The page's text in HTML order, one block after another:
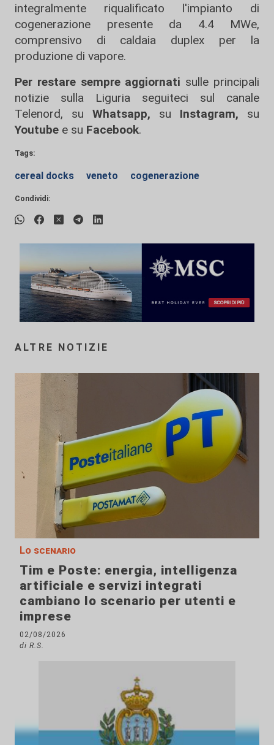
integralmente riqualificato l'impianto di
cogenerazione presente da 4.4 MWe,
comprensivo di caldaia duplex per la
produzione di vapore.
Per restare sempre aggiornati sulle principali
notizie sulla Liguria seguiteci sul canale
Telenord, su
Whatsapp, su Instagram, su
Youtube e su Facebook.
Tags:
cereal docks veneto cogenerazione
Condividi:
ALTRE NOTIZIE
Lo scenario
Tim e Poste: energia, intelligenza
artificiale e servizi integrati
cambiano lo scenario per utenti e
imprese
02/08/2026
di R.S.